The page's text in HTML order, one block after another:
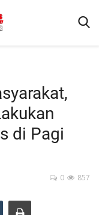
di Pagi
857
0